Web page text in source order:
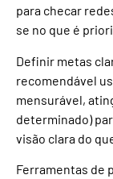
para checar
se no que é
Definir metas
recomendável
mensurável,
determinado)
visão clara do
Ferramentas de